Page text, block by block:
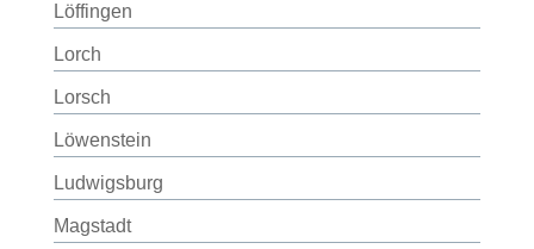
Löffingen
Lorch
Lorsch
Löwenstein
Ludwigsburg
Magstadt